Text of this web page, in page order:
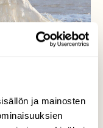
ja mainosten